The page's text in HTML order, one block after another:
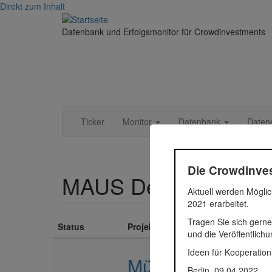
Direkt zum Inhalt
Datenbank und Erfolgsmonitor für Crowdinvestments
Ticker Monitor Datenbank
MAUS Development
Status Projekt
Müllenhoffpark
Die
Aktuell werden
2021 erarbeitet.
Tragen Sie sich
und die
Ideen für